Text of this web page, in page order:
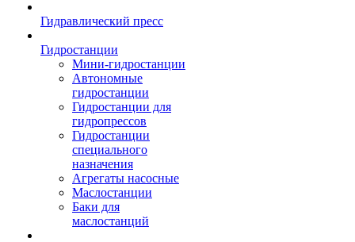
Гидравлический пресс
Гидростанции
Мини-гидростанции
Автономные
гидростанции
Гидростанции для
гидропрессов
Гидростанции
специального
назначения
Агрегаты насосные
Маслостанции
Баки для
маслостанций